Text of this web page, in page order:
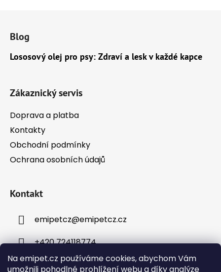
Na emipet.cz používáme cookies, abychom Vám
umožnili pohodlné prohlížení webu a díky analýze
Blog
Lososový olej pro psy: Zdraví a lesk v každé kapce
Zákaznický servis
Doprava a platba
Kontakty
Obchodní podmínky
Ochrana osobních údajů
Kontakt
emipetcz@emipetcz.cz
+420 724118774